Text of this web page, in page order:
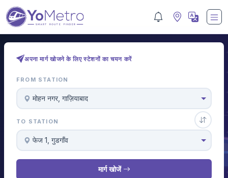
अपना मार्ग खोजने के लिए स्टेशनों का चयन करें
FROM STATION
मोहन नगर, गाज़ियाबाद
TO STATION
फेज 1, गुडगाँव
मार्ग खोजें